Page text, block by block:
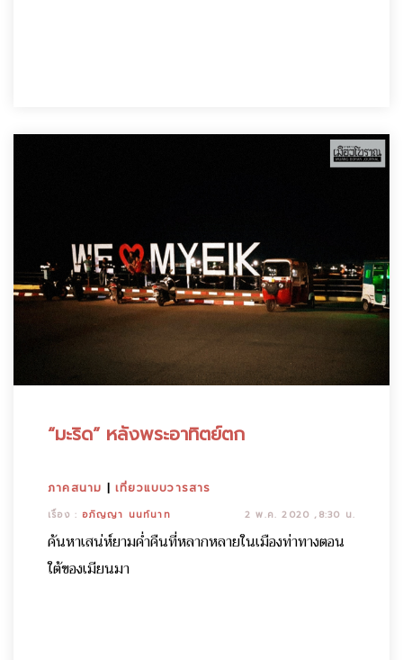
“มะริด” หลังพระอาทิตย์ตก
ภาคสนาม |เที่ยวแบบวารสาร
เรื่อง : อภิญญา นนท์นาท 2 พ.ค. 2020 ,8:30 น.
ค้นหาเสน่ห์ยามค่ำคืนที่หลากหลายในเมืองท่าทางตอน
ใต้ของเมียนมา